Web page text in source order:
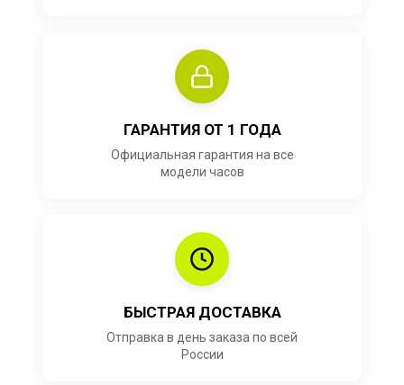
ГАРАНТИЯ ОТ 1 ГОДА
Официальная гарантия на все
модели часов
БЫСТРАЯ ДОСТАВКА
Отправка в день заказа по всей
России